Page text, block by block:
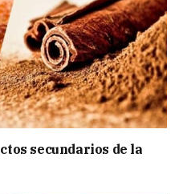
secundarios de la